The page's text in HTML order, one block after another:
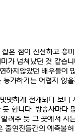
은 점이 신선하고 흥
가 넘쳐났던 것 같습
하지않았던 배우들이
능가하기는 어렵지 않
밋하게 전개되다 보
듯 합니다. 방송사마다
려주 듯 그 곳에서 사
출연진들간의 예측불